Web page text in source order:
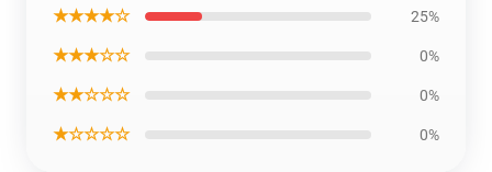
★★★★☆ 25%
★★★☆☆ 0%
★★☆☆☆ 0%
★☆☆☆☆ 0%